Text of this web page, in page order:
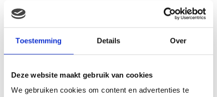
Toestemming Details Over
Deze website maakt gebruik van cookies
We gebruiken cookies om content en advertenties te